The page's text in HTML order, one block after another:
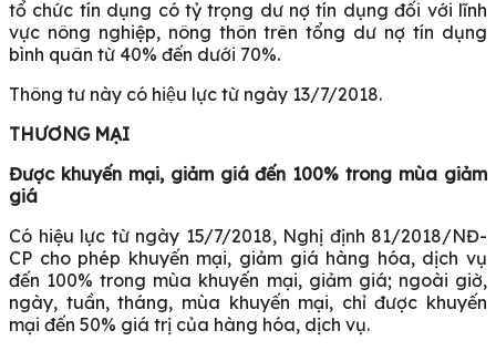
tổ chức tín dụng có tỷ trọng dư nợ tín dụng đối với lĩnh
vực nông nghiệp, nông thôn trên tổng dư nợ tín dụng
bình quân từ 40% đến dưới 70%.
Thông tư này có hiệu lực từ ngày 13/7/2018.
THƯƠNG MẠI
Được khuyến mại, giảm giá đến 100% trong mùa giảm
giá
Có hiệu lực từ ngày 15/7/2018, Nghị định 81/2018/NĐ-
CP cho phép khuyến mại, giảm giá hàng hóa, dịch vụ
đến 100% trong mùa khuyến mại, giảm giá; ngoài giờ,
ngày, tuần, tháng, mùa khuyến mại, chỉ được khuyến
mại đến 50% giá trị của hàng hóa, dịch vụ.